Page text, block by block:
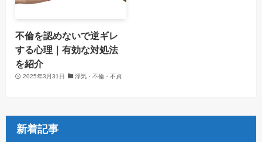
不倫を認めないで逆ギレ
する心理｜有効な対処法
を紹介
2025年3月31日 浮気・不倫・不貞
新着記事